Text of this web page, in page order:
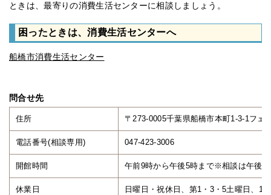
ときは、最寄りの消費生活センターに相談しましょう。
困ったときは、消費生活センターへ
船橋市消費生活センター
問合せ先
住所 〒273-0005千葉県船橋市本町1-3-1フェ
電話番号(相談専用) 047-423-3006
開館時間 午前9時から午後5時まで※相談は午後4
休業日 日曜日・祝休日、第1・3・5土曜日、